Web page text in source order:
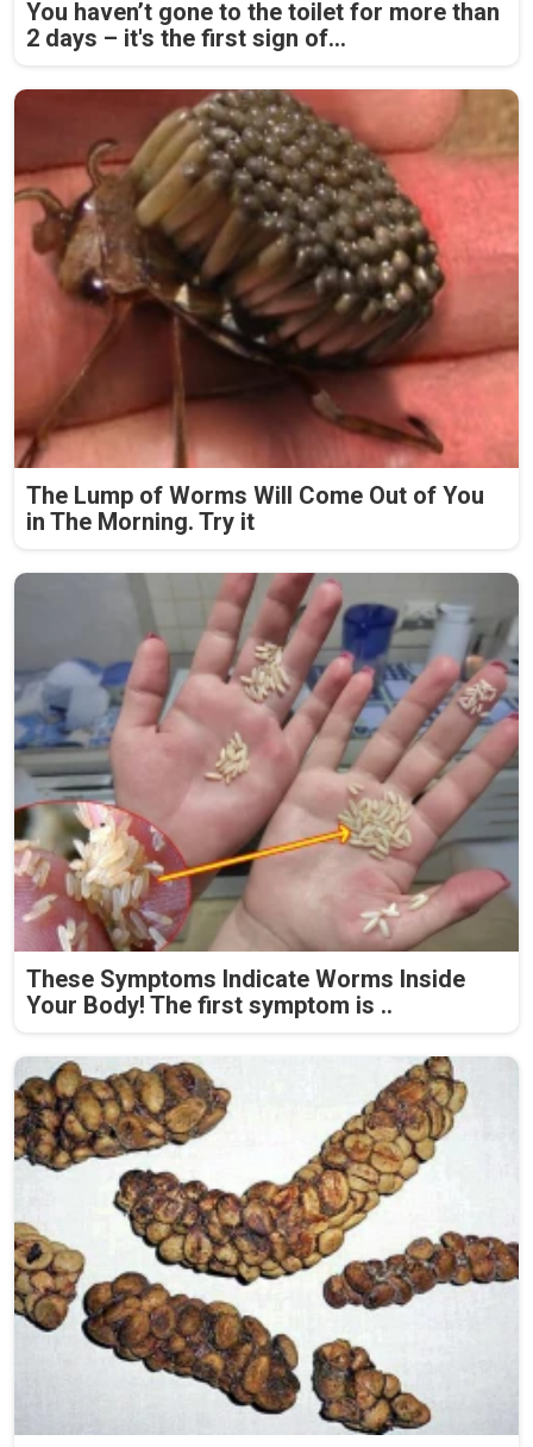
You haven’t gone to the toilet for more than
2 days – it's the first sign of...
The Lump of Worms Will Come Out of You
in The Morning. Try it
These Symptoms Indicate Worms Inside
Your Body! The first symptom is ..